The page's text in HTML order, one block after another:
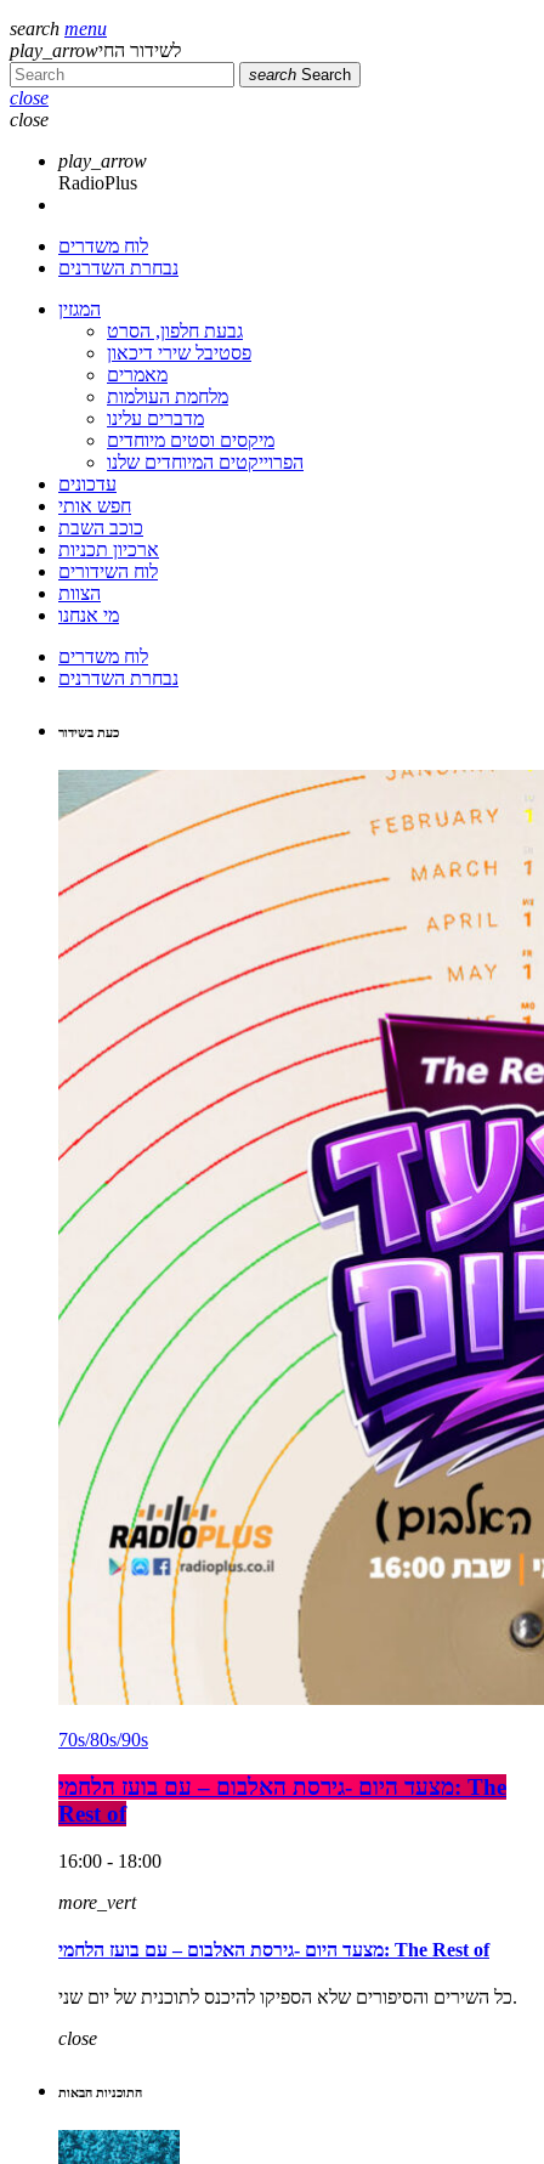
search menu
play_arrowלשידור החי
search Search
close
close
play_arrow
RadioPlus
לוח משדרים
נבחרת השדרנים
המגזין
גבעת חלפון, הסרט
פסטיבל שירי דיכאון
מאמרים
מלחמת העולמות
מדברים עלינו
מיקסים וסטים מיוחדים
הפרוייקטים המיוחדים שלנו
עדכונים
חפש אותי
כוכב השבת
ארכיון תכניות
לוח השידורים
הצוות
מי אנחנו
לוח משדרים
נבחרת השדרנים
כעת בשידור
70s/80s/90s
מצעד היום -גירסת האלבום – עם בועז הלחמי: The
Rest of
16:00 - 18:00
more_vert
מצעד היום -גירסת האלבום – עם בועז הלחמי: The Rest of
כל השירים והסיפורים שלא הספיקו להיכנס לתוכנית של יום שני.
close
התוכניות הבאות